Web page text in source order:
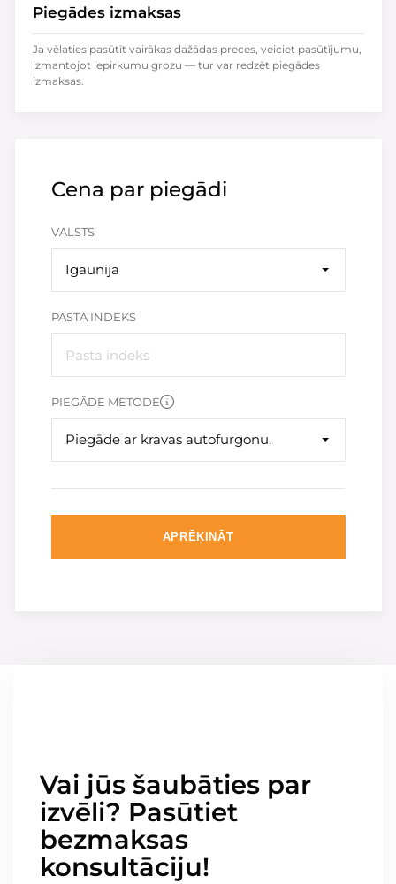
Cena par piegādi
VALSTS
Igaunija
PASTA INDEKS
PIEGĀDE METODE
Piegāde ar kravas autofurgonu.
APRĒĶINĀT
Piegādes izmaksas
Ja vēlaties pasūtīt vairākas dažādas preces, veiciet pasūtījumu,
izmantojot iepirkumu grozu — tur var redzēt piegādes
izmaksas.
Vai jūs šaubāties par
izvēli? Pasūtiet
bezmaksas
konsultāciju!